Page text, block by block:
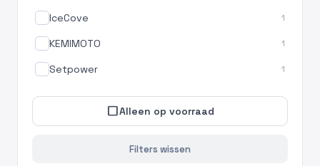
IceCove 1
KEMIMOTO 1
Setpower 1
check_box_outline_blankAlleen op voorraad
Filters wissen